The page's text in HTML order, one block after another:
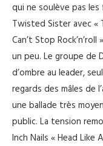
qui ne soulève pas
Twisted Sister avec «
Can’t Stop
un peu. Le groupe de
d’ombre au leader,
regards des mâles de
une ballade très
public. La tension
Inch Nails « Head Like